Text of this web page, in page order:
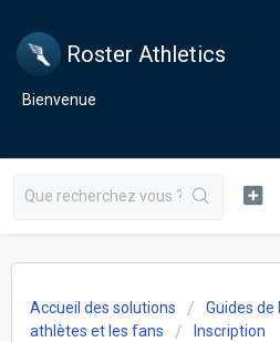
Roster Athletics
Bienvenue
Accueil des solutions
Guides
athlètes et les fans
Inscription